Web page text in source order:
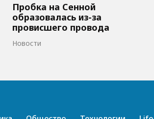
Пробка на Сенной
образовалась из-за
провисшего провода
Новости